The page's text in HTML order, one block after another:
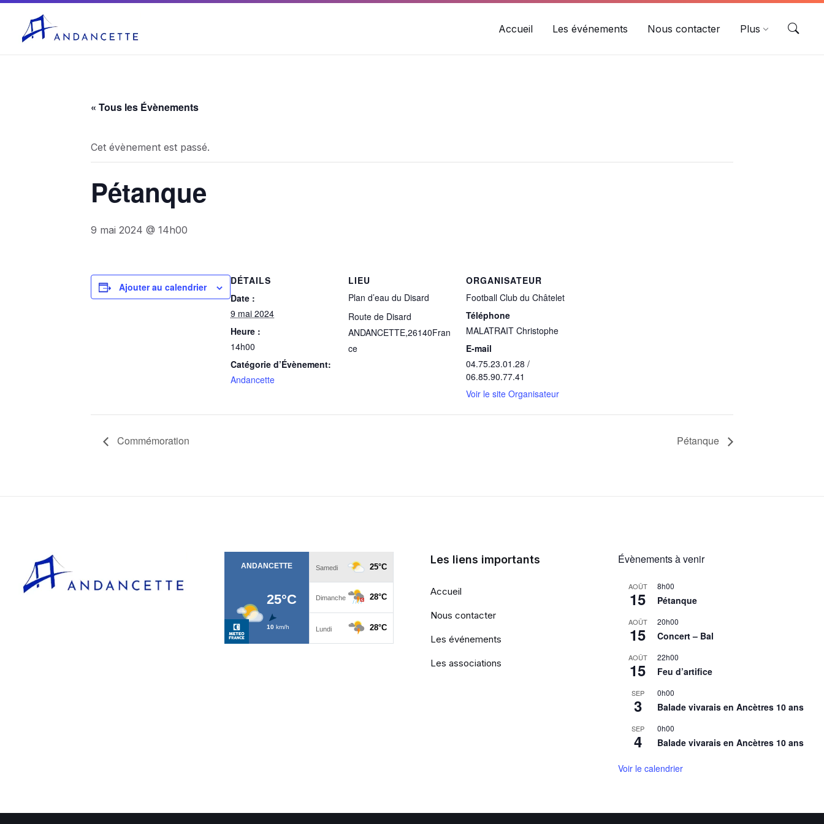
Accueil Les événements Nous contacter Plus
« Tous les Évènements
Cet évènement est passé.
Pétanque
9 mai 2024 @ 14h00
Ajouter au calendrier
DÉTAILS
Date :
9 mai 2024
Heure :
14h00
Catégorie d’Évènement:
Andancette
LIEU
Plan d’eau du Disard
Route de Disard
ANDANCETTE,26140Fran
ce
ORGANISATEUR
Football Club du Châtelet
Téléphone
MALATRAIT Christophe
E-mail
04.75.23.01.28 /
06.85.90.77.41
Voir le site Organisateur
Commémoration Pétanque
Les liens importants
Accueil
Nous contacter
Les événements
Les associations
Évènements à venir
AOÛT
15
8h00
Pétanque
AOÛT
15
20h00
Concert – Bal
AOÛT
15
22h00
Feu d’artifice
SEP
3
0h00
Balade vivarais en Ancètres 10 ans
SEP
4
0h00
Balade vivarais en Ancètres 10 ans
Voir le calendrier